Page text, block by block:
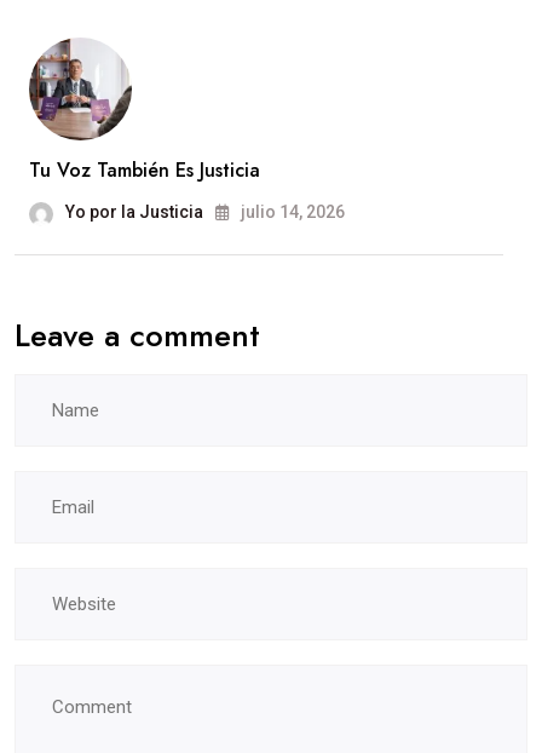
Tu Voz También Es Justicia
Yo por la Justicia julio 14, 2026
Leave a comment